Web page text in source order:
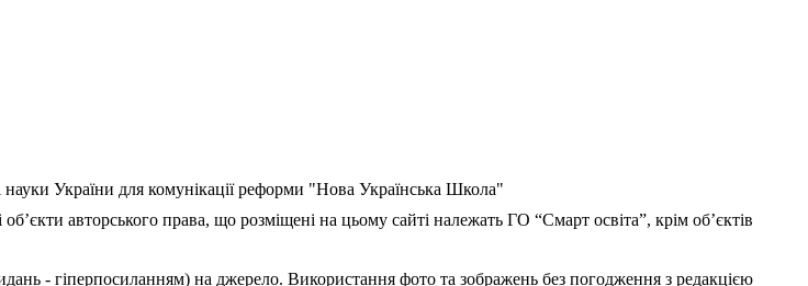
науки України для комунікації реформи "Нова Українська Школа"
авторського права, що розміщені на цьому сайті належать ГО “Смарт освіта”, крім об’єктів
- гіперпосиланням) на джерело. Використання фото та зображень без погодження з редакцією